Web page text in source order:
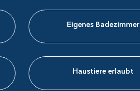
Eigenes Badezimmer
Haustiere​ erlaubt